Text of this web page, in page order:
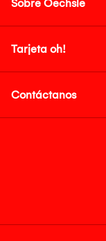
Sobre Oechsle
Tarjeta oh!
Contáctanos